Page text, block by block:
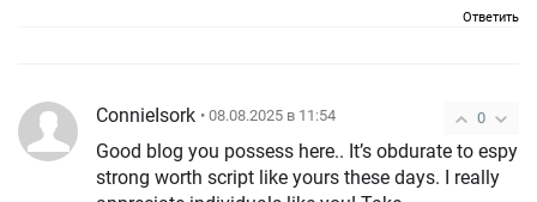
Ответить
0
ConnieIsork • 08.08.2025 в 11:54
Good blog you possess here.. It’s obdurate to espy
strong worth script like yours these days. I really